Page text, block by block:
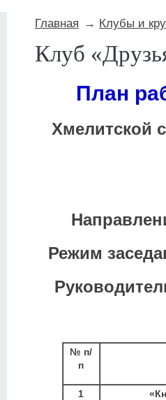
Главная Клубы и
Клуб
План
Хмелитской
Режим
№ п/
п
1